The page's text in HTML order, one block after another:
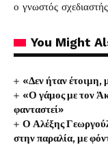
ο γνωστός
You Might
«Δεν ήταν έτοιμη,
«Ο γάμος με τον
φανταστεί»
Ο Αλέξης
στην παραλία, με